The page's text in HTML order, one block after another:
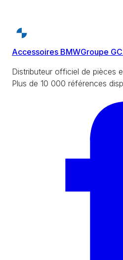
Accessoires BMWGroupe
Distributeur officiel de pièces
Plus de 10 000 références